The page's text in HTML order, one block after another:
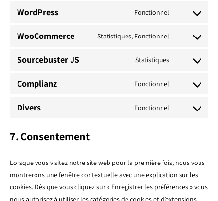
WordPress Fonctionnel
Consent
WooCommerce Statistiques, Fonctionnel
Consent
Sourcebuster JS Statistiques
Consent
Complianz Fonctionnel
Consent
Divers Fonctionnel
Consent
7. Consentement
Lorsque vous visitez notre site web pour la première fois, nous vous
montrerons une fenêtre contextuelle avec une explication sur les
cookies. Dès que vous cliquez sur « Enregistrer les préférences » vous
nous autorisez à utiliser les catégories de cookies et d’extensions